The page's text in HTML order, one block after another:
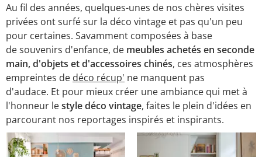
Au fil des années, quelques-unes de nos chères visites
privées ont surfé sur la déco vintage et pas qu'un peu
pour certaines. Savamment composées à base
de souvenirs d'enfance, de meubles achetés en seconde
main, d'objets et d'accessoires chinés, ces atmosphères
empreintes de déco récup' ne manquent pas
d'audace. Et pour mieux créer une ambiance qui met à
l'honneur lestyle déco vintage, faites le plein d'idées en
parcourant nos reportages inspirés et inspirants.